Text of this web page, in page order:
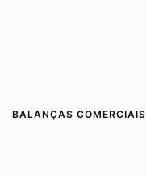
BALANÇAS COMERCIAIS